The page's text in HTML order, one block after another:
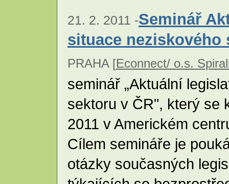
21. 2. 2011 -Seminář
situace neziskového
PRAHA [Econnect/ o.s.
seminář „Aktuální
sektoru v ČR", který se
2011 v Americkém
Cílem semináře je
otázky současných